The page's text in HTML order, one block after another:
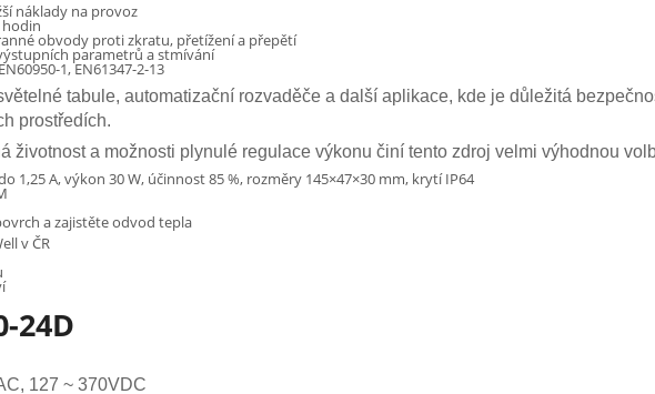
náklady na provoz
hodin
obvody proti zkratu, přetížení a přepětí
parametrů a stmívání
1, EN61347-2-13
tabule, automatizační rozvaděče a další aplikace, kde je důležitá
prostředích.
životnost a možnosti plynulé regulace výkonu činí tento zdroj velmi výhodnou
1,25 A, výkon 30 W, účinnost 85 %, rozměry 145×47×30 mm, krytí IP64
a zajistěte odvod tepla
v ČR
24D
127 ~ 370VDC